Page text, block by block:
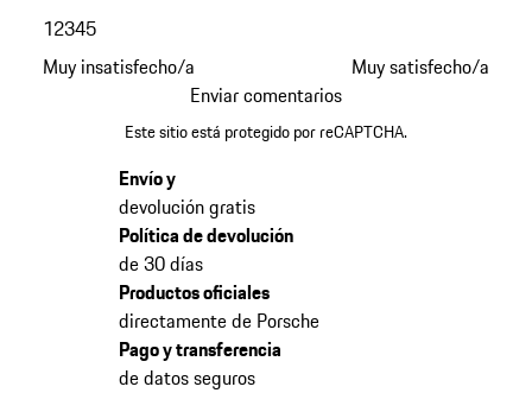
Muy insatisfecho/a
12345
Muy satisfecho/a
Enviar comentarios
Este sitio está protegido por reCAPTCHA.
Envío y
devolución gratis
Política de devolución
de 30 días
Productos oficiales
directamente de Porsche
Pago y transferencia
de datos seguros